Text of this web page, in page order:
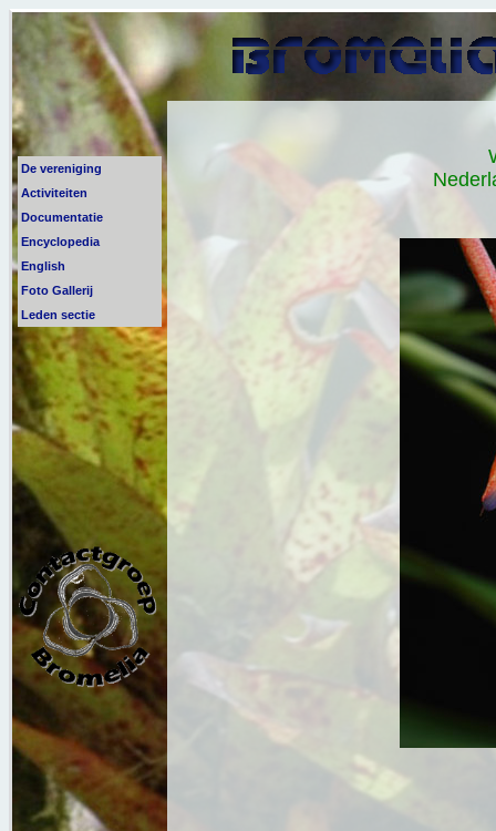
De vereniging
Activiteiten
Documentatie
Encyclopedia
English
Foto Gallerij
Leden sectie